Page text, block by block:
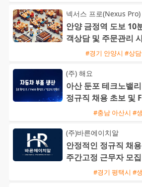
넥서스 프로(Nexus Pro)
안양 금정역 도보 10
객상담 및 주문관리
#경기 안양시 #상담
(주) 해요
아산 둔포 테크노밸
정규직 채용 초보 및
#충남 아산시 #
(주)바른에이치알
안정적인 정규직 채
주간고정 근무자 모집
#경기 평택시 #